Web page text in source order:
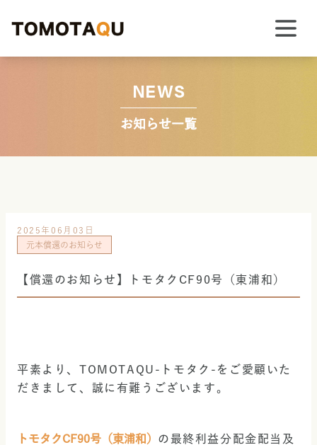
NEWS
お知らせ一覧
2025年06月03日
元本償還のお知らせ
【償還のお知らせ】トモタクCF90号（東浦和）
平素より、TOMOTAQU-トモタク-をご愛顧いた
だきまして、誠に有難うございます。
トモタクCF90号（東浦和） の最終利益分配金配当及